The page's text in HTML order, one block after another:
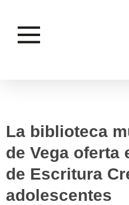
La biblioteca
de Vega oferta
de Escritura
adolescentes